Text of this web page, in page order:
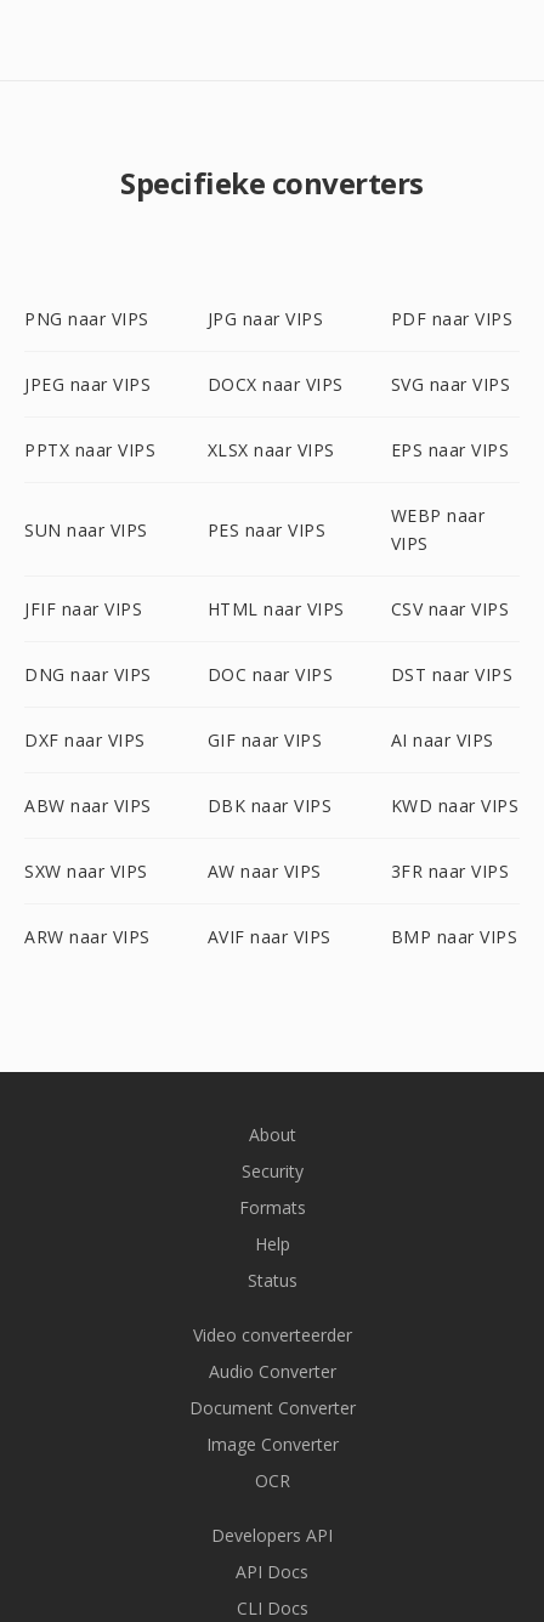
Specifieke converters
PNG naar VIPS JPG naar VIPS PDF naar VIPS
JPEG naar VIPS DOCX naar VIPS SVG naar VIPS
PPTX naar VIPS XLSX naar VIPS EPS naar VIPS
SUN naar VIPS PES naar VIPS
WEBP naar
VIPS
JFIF naar VIPS HTML naar VIPS CSV naar VIPS
DNG naar VIPS DOC naar VIPS DST naar VIPS
DXF naar VIPS GIF naar VIPS AI naar VIPS
ABW naar VIPS DBK naar VIPS KWD naar VIPS
SXW naar VIPS AW naar VIPS 3FR naar VIPS
ARW naar VIPS AVIF naar VIPS BMP naar VIPS
About
Security
Formats
Help
Status
Video converteerder
Audio Converter
Document Converter
Image Converter
OCR
Developers API
API Docs
CLI Docs